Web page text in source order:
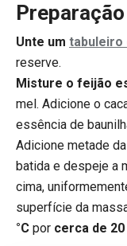
Preparação
Unte um tabuleiro
reserve.
Misture o feijão
mel. Adicione o
essência de
Adicione metade
batida e despeje a
cima,
superfície da
°C por cerca de